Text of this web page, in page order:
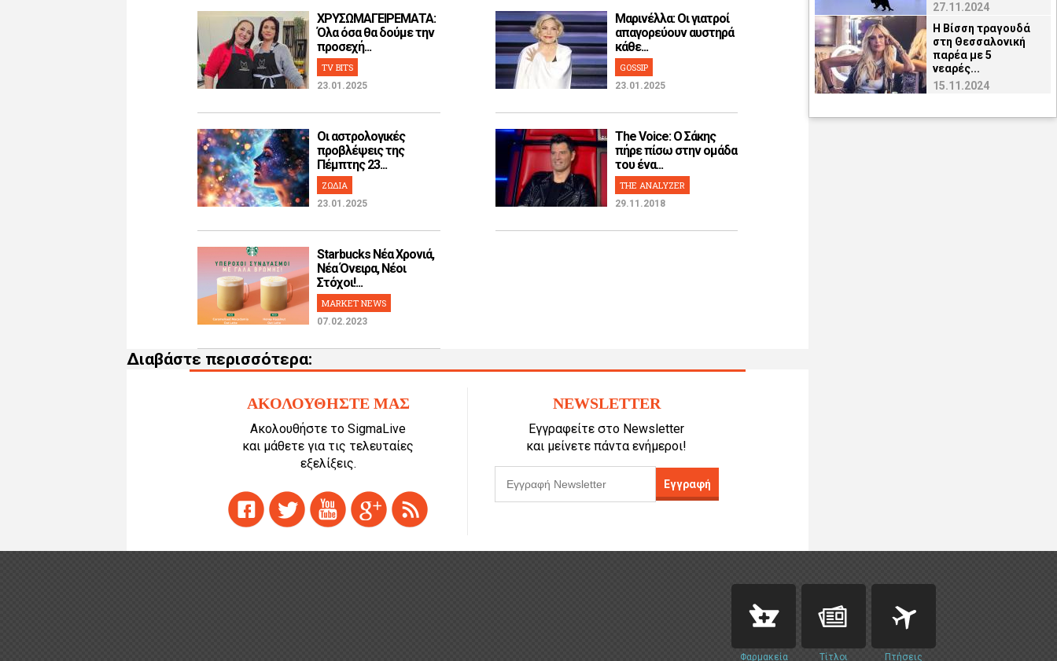
ΧΡΥΣΩΜΑΓΕΙΡΕΜΑΤΑ:
Όλα όσα θα δούμε την
προσεχή...
TV BITS
23.01.2025
Μαρινέλλα: Οι γιατροί
απαγορεύουν αυστηρά
κάθε...
GOSSIP
23.01.2025
Οι αστρολογικές
προβλέψεις της
Πέμπτης 23...
ΖΩΔΙΑ
23.01.2025
The Voice: Ο Σάκης
πήρε πίσω στην ομάδα
του ένα...
THE ANALYZER
29.11.2018
Starbucks Νέα Χρονιά,
Νέα Όνειρα, Νέοι
Στόχοι!...
MARKET NEWS
07.02.2023
Διαβάστε περισσότερα:
ΑΚΟΛΟΥΘΗΣΤΕ ΜΑΣ
Ακολουθήστε το SigmaLive
και μάθετε για τις τελευταίες
εξελίξεις.
NEWSLETTER
Εγγραφείτε στο Newsletter
και μείνετε πάντα ενήμεροι!
Εγγραφή
27.11.2024
H Βίσση τραγουδά
στη Θεσσαλονική
παρέα με 5
νεαρές...
15.11.2024
Φαρμακεία
Τίτλοι
Πτήσεις